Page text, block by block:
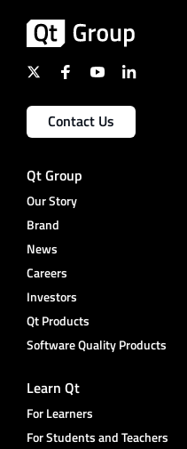
Contact Us
Qt Group
Our Story
Brand
News
Careers
Investors
Qt Products
Software Quality Products
Learn Qt
For Learners
For Students and Teachers